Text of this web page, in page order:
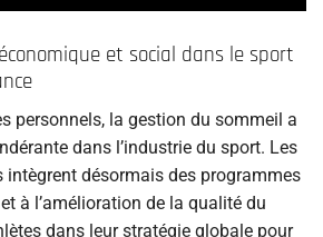
et social dans le sport
personnels, la gestion du sommeil a
dans l’industrie du sport. Les
désormais des programmes
à l’amélioration de la qualité du
dans leur stratégie globale pour